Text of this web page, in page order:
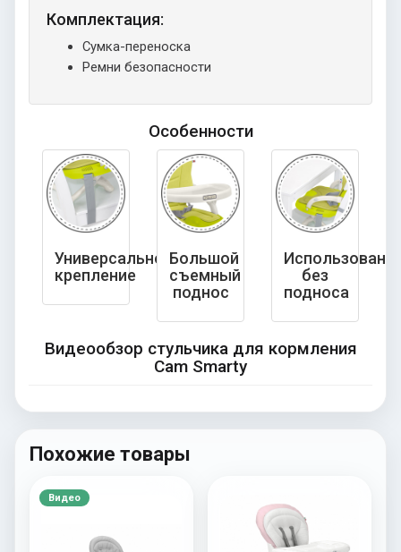
Комплектация:
Сумка-переноска
Ремни безопасности
Особенности
Универсальное
крепление
Большой
съемный
поднос
без
подноса
Видеообзор стульчика для кормления
Cam Smarty
Похожие товары
Видео